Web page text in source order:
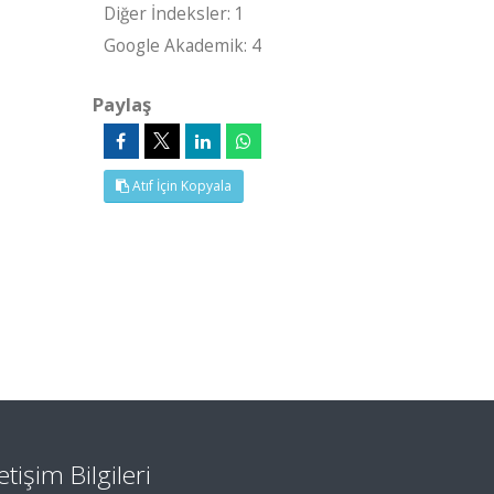
Diğer İndeksler: 1
Google Akademik: 4
Paylaş
Atıf İçin Kopyala
Bilgileri